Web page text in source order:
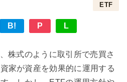
ETF
B! P L
株式のように取引所で売買さ
家が資産を効果的に運用する